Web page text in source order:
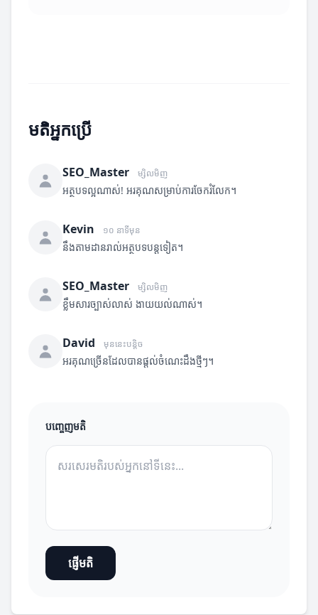
មតិអ្នកប្រើ
SEO_Master ម្សិលមិញ
អត្ថបទល្អណាស់! អរគុណសម្រាប់ការចែករំលែក។
Kevin ១០ នាទីមុន
នឹងតាមដានរាល់អត្ថបទបន្តទៀត។
SEO_Master ម្សិលមិញ
ខ្លឹមសារច្បាស់លាស់ ងាយយល់ណាស់។
David មុននេះបន្តិច
អរគុណច្រើនដែលបានផ្តល់ចំណេះដឹងថ្មីៗ។
បញ្ចេញមតិ
ផ្ញើមតិ